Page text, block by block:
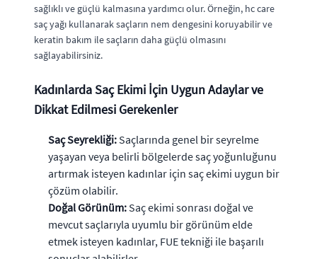
sağlıklı ve güçlü kalmasına yardımcı olur. Örneğin, hc care
saç yağı kullanarak saçların nem dengesini koruyabilir ve
keratin bakım ile saçların daha güçlü olmasını
sağlayabilirsiniz.
Kadınlarda Saç Ekimi İçin Uygun Adaylar ve
Dikkat Edilmesi Gerekenler
Saç Seyrekliği: Saçlarında genel bir seyrelme
yaşayan veya belirli bölgelerde saç yoğunluğunu
artırmak isteyen kadınlar için saç ekimi uygun bir
çözüm olabilir.
Doğal Görünüm: Saç ekimi sonrası doğal ve
mevcut saçlarıyla uyumlu bir görünüm elde
etmek isteyen kadınlar, FUE tekniği ile başarılı